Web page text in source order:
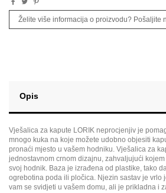
Želite više informacija o proizvodu? Pošaljite
Opis
Vješalica za kapute LORIK neprocjenjiv je
mnogo kuka na koje možete udobno objesiti
pronaći mjesto u vašem hodniku. Vješalica za
jednostavnom crnom dizajnu, zahvaljujući
svoj hodnik. Baza je izrađena od plastike, tako
ogrebotina poda ili pločica. Njezin sastav je vrlo
vam se svidjeti u vašem domu, ali je prikladna i